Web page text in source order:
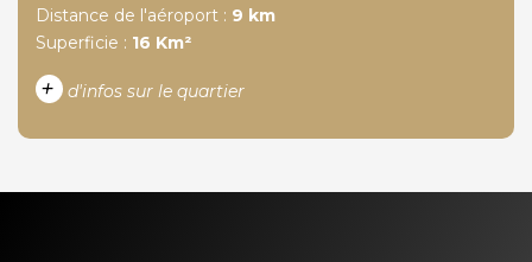
Distance de l'aéroport : 9 km
Superficie : 16 Km²
+ d'infos sur le quartier